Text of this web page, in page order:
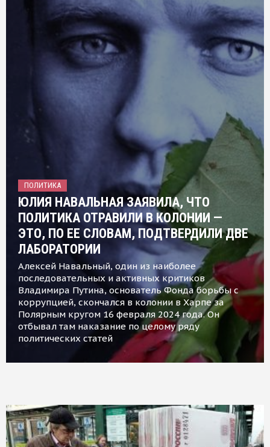
ПОЛИТИКА
ЮЛИЯ НАВАЛЬНАЯ ЗАЯВИЛА, ЧТО
ПОЛИТИКА ОТРАВИЛИ В КОЛОНИИ —
ЭТО, ПО ЕЕ СЛОВАМ, ПОДТВЕРДИЛИ ДВЕ
ЛАБОРАТОРИИ
Алексей Навальный, один из наиболее
последовательных и активных критиков
Владимира Путина, основатель Фонда борьбы с
коррупцией, скончался в колонии в Харпе за
Полярным кругом 16 февраля 2024 года. Он
отбывал там наказание по целому ряду
политических статей